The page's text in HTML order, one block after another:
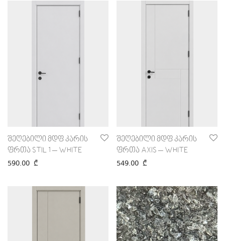
შეღებილი მდფ კარის
ფრთა STIL 1 – WHITE
590.00 ₾
შეღებილი მდფ კარის
ფრთა AXIS – WHITE
549.00 ₾